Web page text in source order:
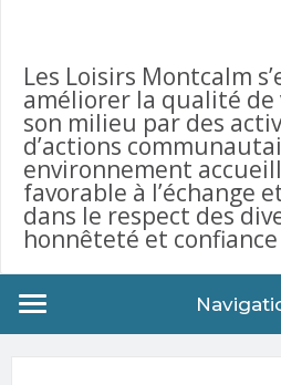
Les Loisirs Montcalm
améliorer la qualité de
son milieu par des
d’actions
environnement
favorable à l’échange
dans le respect des
honnêteté et